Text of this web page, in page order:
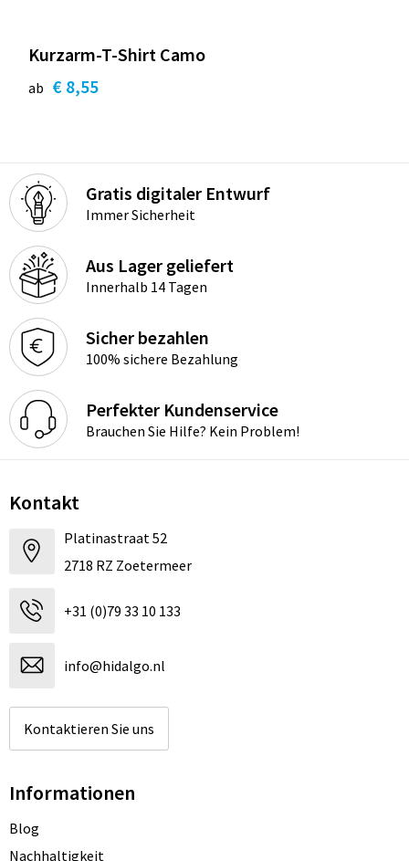
Kurzarm-T-Shirt Camo
ab € 8,55
Gratis digitaler Entwurf
Immer Sicherheit
Aus Lager geliefert
Innerhalb 14 Tagen
Sicher bezahlen
100% sichere Bezahlung
Perfekter Kundenservice
Brauchen Sie Hilfe? Kein Problem!
Kontakt
Platinastraat 52
2718 RZ Zoetermeer
+31 (0)79 33 10 133
info@hidalgo.nl
Kontaktieren Sie uns
Informationen
Blog
Nachhaltigkeit